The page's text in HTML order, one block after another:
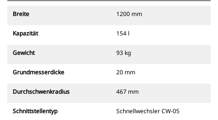
Breite 1200 mm
Kapazität 154 l
Gewicht 93 kg
Grundmesserdicke 20 mm
Durchschwenkradius 467 mm
Schnittstellentyp Schnellwechsler CW-05